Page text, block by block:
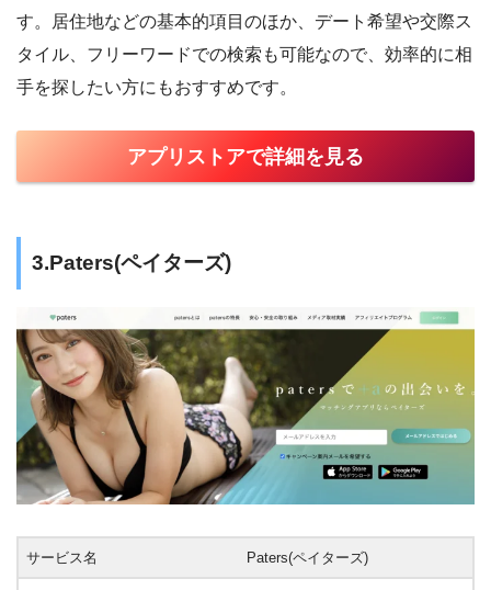
す。居住地などの基本的項目のほか、デート希望や交際ス
タイル、フリーワードでの検索も可能なので、効率的に相
手を探したい方にもおすすめです。
アプリストアで詳細を見る
3.Paters(ペイターズ)
サービス名 Paters(ペイターズ)